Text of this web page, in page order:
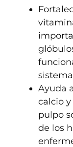
Ayuda
calcio
pulpo
de los